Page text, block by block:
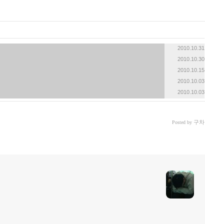
2010.10.31
2010.10.30
2010.10.15
2010.10.03
2010.10.03
Posted by 구